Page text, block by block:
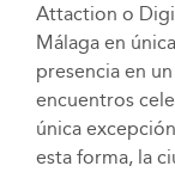
Attaction o
Málaga en
presencia en
encuentros
única
esta forma, la